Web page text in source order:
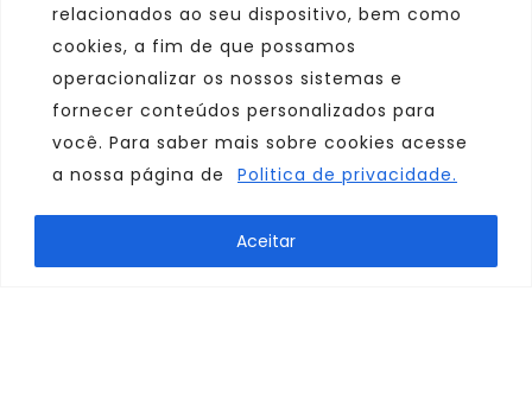
relacionados ao seu dispositivo, bem como
cookies, a fim de que possamos
operacionalizar os nossos sistemas e
fornecer conteúdos personalizados para
você. Para saber mais sobre cookies acesse
a nossa página de
Politica de privacidade.
Aceitar
Parceiro